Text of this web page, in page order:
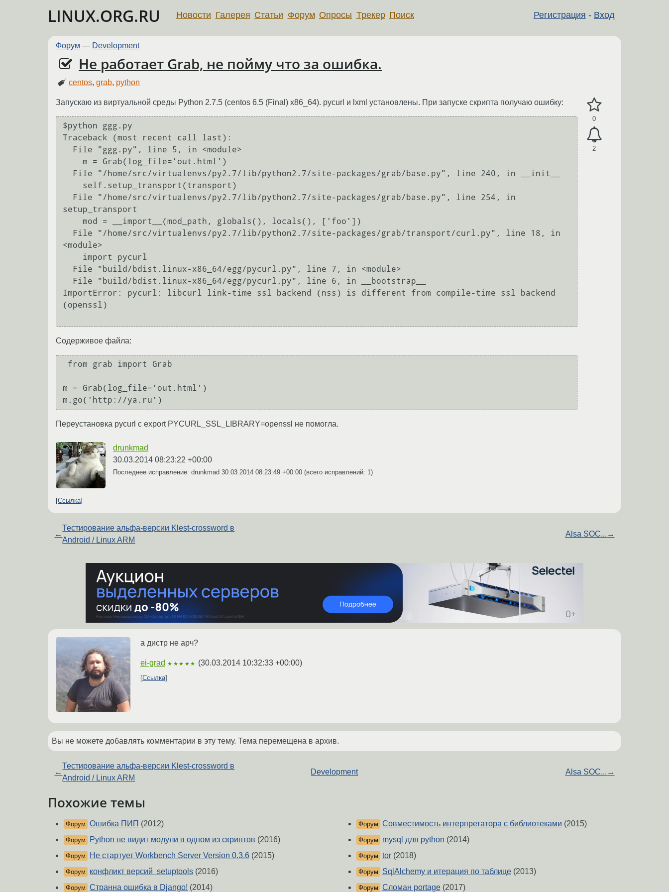
LINUX.ORG.RU Регистрация - Вход
Новости Галерея Статьи Форум Опросы Трекер Поиск
Форум — Development
Не работает Grab, не пойму что за ошибка.
centos,grab, python
0
2
Запускаю из виртуальной среды Python 2.7.5 (centos 6.5 (Final) x86_64). pycurl и lxml установлены. При запуске скрипта получаю ошибку:
$python ggg.py
Traceback (most recent call last):
setup_transport
<module>
ImportError: pycurl: libcurl link-time ssl backend (nss) is different from compile-time ssl backend
(openssl)
Содерживое файла:
m = Grab(log_file='out.html')
m.go('http://ya.ru')
Переустановка pycurl с export PYCURL_SSL_LIBRARY=openssl не помогла.
drunkmad
30.03.2014 08:23:22 +00:00
Последнее исправление: drunkmad 30.03.2014 08:23:49 +00:00 (всего исправлений: 1)
Ссылка
←
Тестирование альфа-версии Klest-crossword в
Android / Linux ARM
Alsa SOC... →
а дистр не арч?
ei-grad ★★★★★ (30.03.2014 10:32:33 +00:00)
Ссылка
Вы не можете добавлять комментарии в эту тему. Тема перемещена в архив.
←
Тестирование альфа-версии Klest-crossword в
Android / Linux ARM
Development Alsa SOC... →
Похожие темы
Форум Ошибка ПИП (2012)
Форум Python не видит модули в одном из скриптов (2016)
Форум Не стартует Workbench Server Version 0.3.6 (2015)
Форум конфликт версий setuptools (2016)
Форум Странна ошибка в Django! (2014)
Форум Совместимость интерпретатора с библиотеками (2015)
Форум mysql для python (2014)
Форум tor(2018)
Форум SqlAlchemy и итерация по таблице(2013)
Форум Сломан portage(2017)